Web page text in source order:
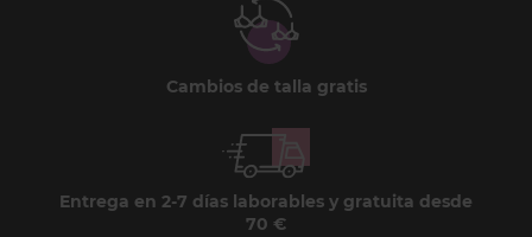
Cambios de talla gratis
Entrega en 2-7 días laborables y gratuita desde
70 €